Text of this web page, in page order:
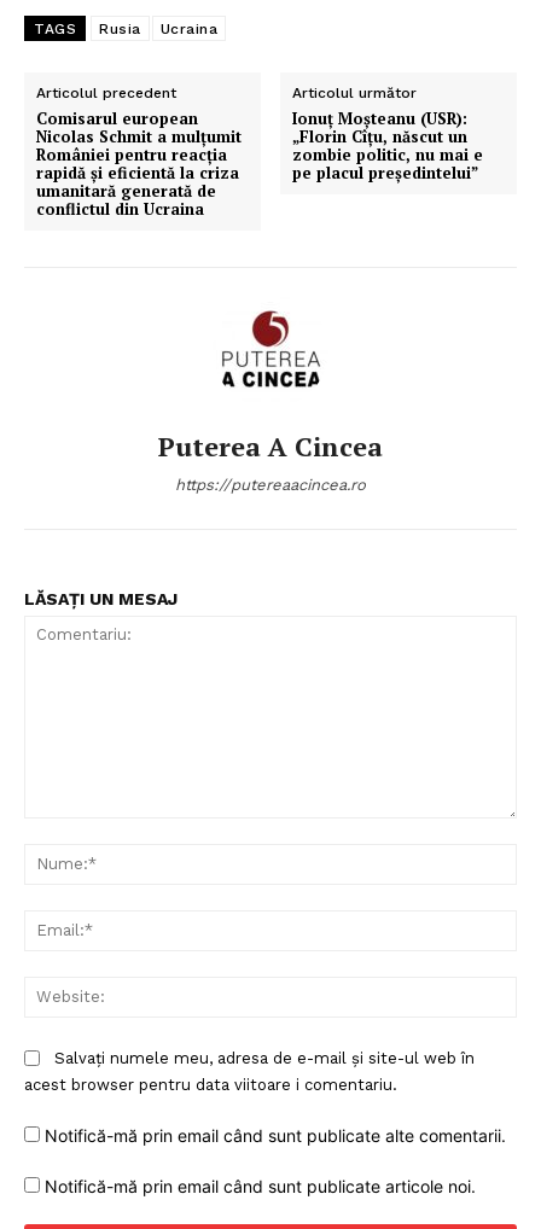
TAGS Rusia Ucraina
Articolul precedent
Comisarul european
Nicolas Schmit a mulțumit
României pentru reacția
rapidă și eficientă la criza
umanitară generată de
conflictul din Ucraina
Articolul următor
Ionuț Moșteanu (USR):
„Florin Cîțu, născut un
zombie politic, nu mai e
pe placul președintelui”
Puterea A Cincea
https://putereaacincea.ro
LĂSAȚI UN MESAJ
Salvați numele meu, adresa de e-mail și site-ul web în
acest browser pentru data viitoare i comentariu.
Notifică-mă prin email când sunt publicate alte comentarii.
Notifică-mă prin email când sunt publicate articole noi.